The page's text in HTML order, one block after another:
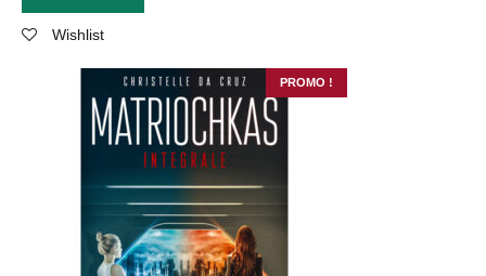
Wishlist
PROMO !